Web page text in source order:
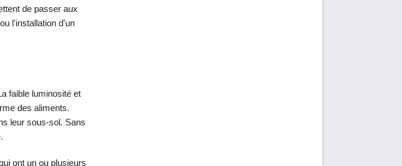
de passer aux
ou l'installation d'un
faible luminosité et
des aliments.
leur sous-sol. Sans
ont un ou plusieurs